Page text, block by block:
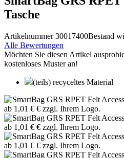
Tasche
Artikelnummer 30017400Bestand
Alle Bewertungen
Möchten Sie diesen Artikel
kostenloses Muster an!
(teils) recyceltes Material